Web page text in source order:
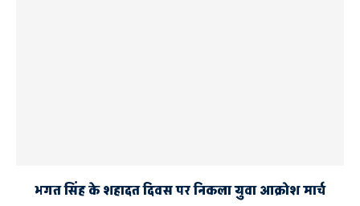
भगत सिंह के शहादत दिवस पर निकला युवा आक्रोश मार्च